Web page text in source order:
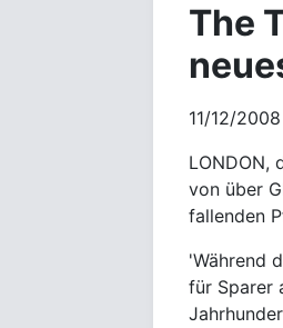
The
11/12/2008
LONDON,
von über
fallenden
'Während
für Sparer